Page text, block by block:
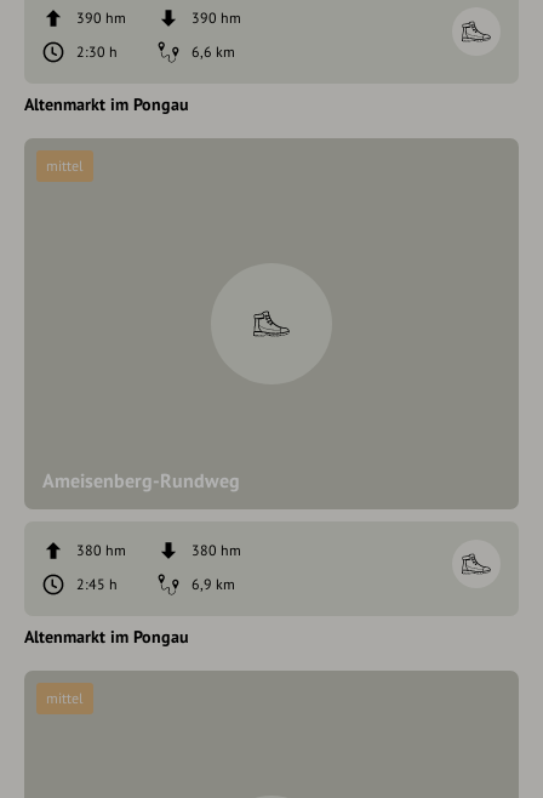
390 hm
390 hm
2:30 h
6,6 km
Altenmarkt im Pongau
Ameisenberg-Rundweg
mittel
380 hm
380 hm
2:45 h
6,9 km
Altenmarkt im Pongau
mittel